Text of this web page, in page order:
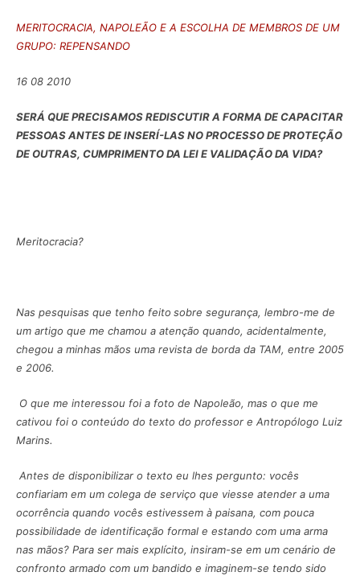
MERITOCRACIA, NAPOLEÃO E A ESCOLHA DE MEMBROS DE UM
GRUPO: REPENSANDO
16 08 2010
SERÁ QUE PRECISAMOS REDISCUTIR A FORMA DE CAPACITAR
PESSOAS ANTES DE INSERÍ-LAS NO PROCESSO DE PROTEÇÃO
DE OUTRAS, CUMPRIMENTO DA LEI E VALIDAÇÃO DA VIDA?
Meritocracia?
Nas pesquisas que tenho feito sobre segurança, lembro-me de
um artigo que me chamou a atenção quando, acidentalmente,
chegou a minhas mãos uma revista de borda da TAM, entre 2005
e 2006.
O que me interessou foi a foto de Napoleão, mas o que me
cativou foi o conteúdo do texto do professor e Antropólogo Luiz
Marins.
Antes de disponibilizar o texto eu lhes pergunto: vocês
confiariam em um colega de serviço que viesse atender a uma
ocorrência quando vocês estivessem à paisana, com pouca
possibilidade de identificação formal e estando com uma arma
nas mãos? Para ser mais explícito, insiram-se em um cenário de
confronto armado com um bandido e imaginem-se tendo sido